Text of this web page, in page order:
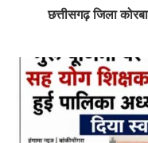
छत्तीसगढ़ जिला